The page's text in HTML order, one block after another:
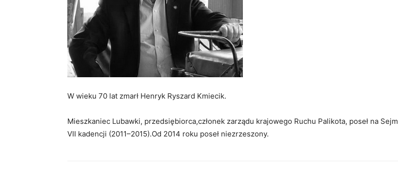
W wieku 70 lat zmarł Henryk Ryszard Kmiecik.
Mieszkaniec Lubawki, przedsiębiorca,członek zarządu krajowego Ruchu Palikota, poseł na Sejm
VII kadencji (2011–2015).Od 2014 roku poseł niezrzeszony.